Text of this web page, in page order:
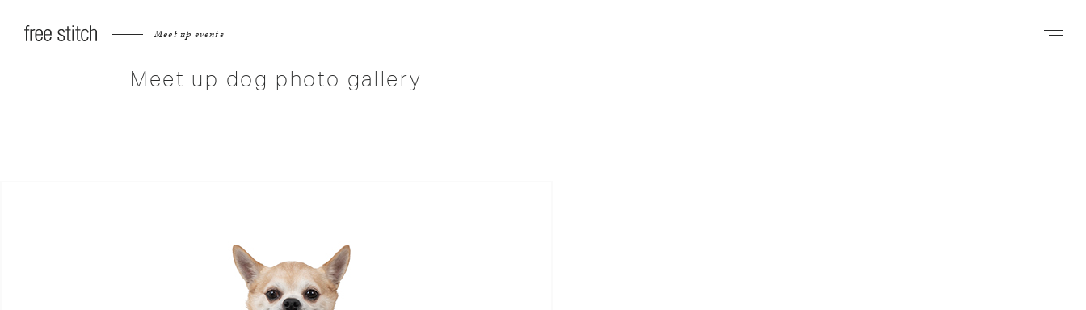
Meet up events ナビゲ
Meet up dog photo gallery